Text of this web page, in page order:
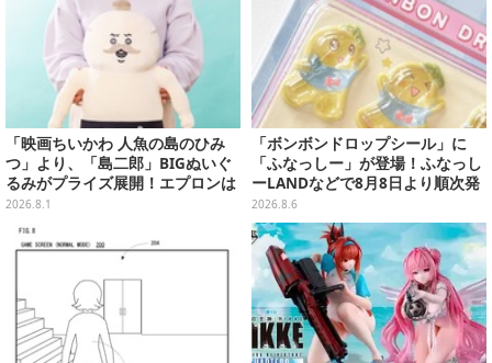
「映画ちいかわ 人魚の島のひみ
つ」より、「島二郎」BIGぬいぐ
るみがプライズ展開！エプロンは
ポケット付き
2026.8.1
「ボンボンドロップシール」に
「ふなっしー」が登場！ふなっし
ーLANDなどで8月8日より順次発
売
2026.8.6